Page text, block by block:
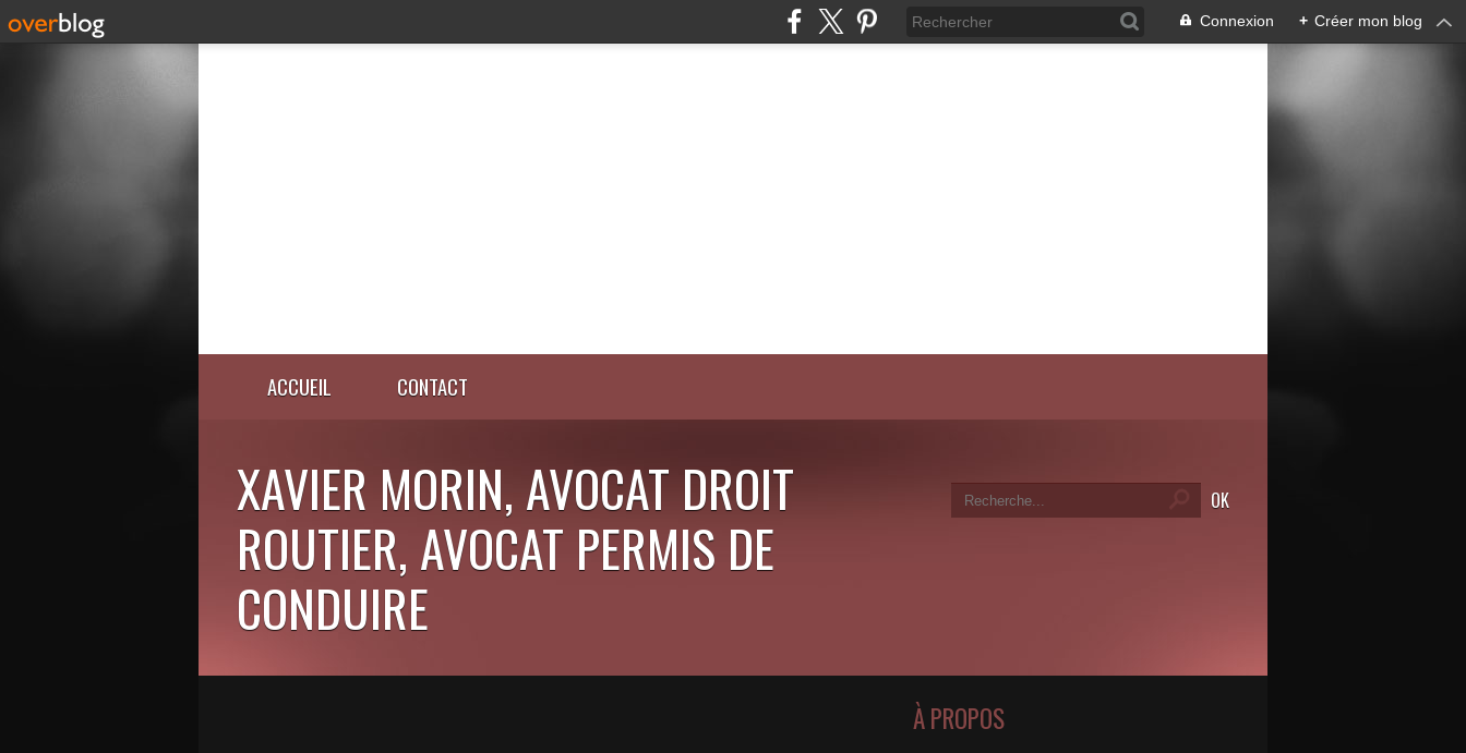
Connexion + Créer mon blog
ACCUEIL CONTACT
XAVIER MORIN, AVOCAT DROIT
ROUTIER, AVOCAT PERMIS DE
CONDUIRE
À PROPOS